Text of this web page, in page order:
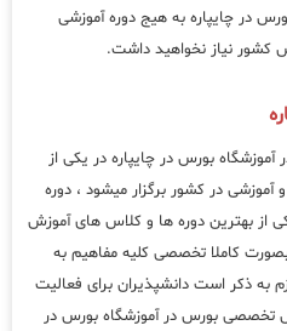
در چایپاره به هیج دوره آموزشی
کشور نیاز نخواهید داشت.
آموزشگاه بورس در چایپاره در یکی از
و آموزشی در کشور برگزار میشود ، دوره
از بهترین دوره ها و کلاس های آموزش
کاملا تخصصی کلیه مفاهیم به
به ذکر است دانشپذیران برای فعالیت
تخصصی بورس در آموزشگاه بورس در